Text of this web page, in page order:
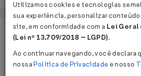
Página Inicial Legislações
Lei Nº 11892 DE 29/
Utilizamos cookies e tecnologias
sua experiência, personalizar
site, em conformidade com a Lei Geral
(Lei nº 13.709/2018 – LGPD).
Ao continuar navegando, você declara
nossaPolítica de Privacidade e nosso